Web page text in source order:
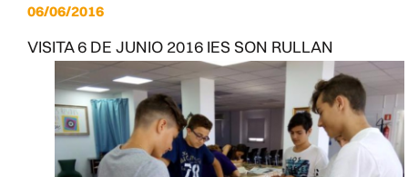
06/06/2016
VISITA 6 DE JUNIO 2016 IES SON RULLAN